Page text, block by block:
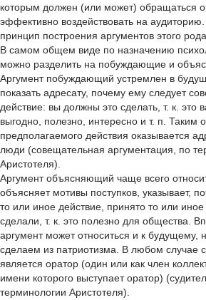
которым должен (или может) обращаться
эффективно воздействовать на
принцип построения аргументов этого рода.
В самом общем виде по назначению
можно разделить на побуждающие и
Аргумент побуждающий устремлен в
показать адресату, почему ему следует
действие: вы должны это сделать, т. к.
выгодно, полезно, интересно и т. п. Таким
предполагаемого действия оказывается
люди (совещательная аргументация, по
Аристотеля).
Аргумент объясняющий чаще всего
объясняет мотивы поступков, указывает,
то или иное действие, принято то или
сделали, т. к. это полезно для общества.
аргумент может относиться и к будущему,
сделаем из патриотизма. В любом случае
является оратор (один или как член
имени которого выступает оратор)
терминологии Аристотеля).